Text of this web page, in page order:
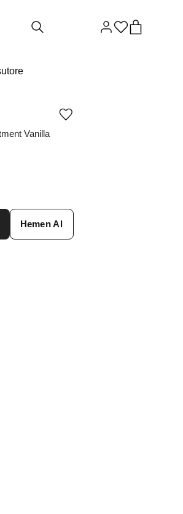
Vanilla
Ürünü
Hemen Al